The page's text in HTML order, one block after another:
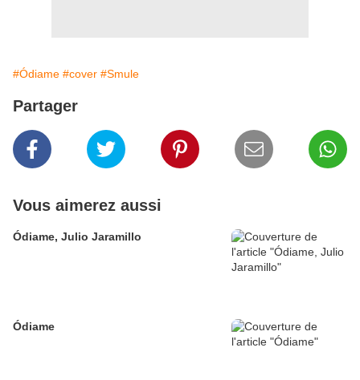
#Ódiame #cover #Smule
Partager
Vous aimerez aussi
Ódiame, Julio Jaramillo
Ódiame